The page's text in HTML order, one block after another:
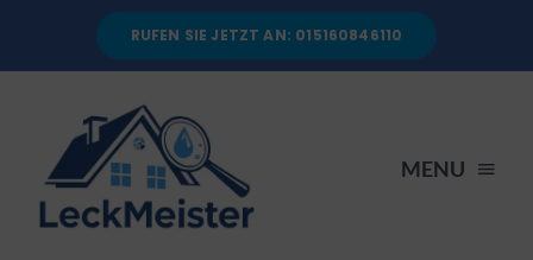
RUFEN SIE JETZT AN: 015160846110
MENU